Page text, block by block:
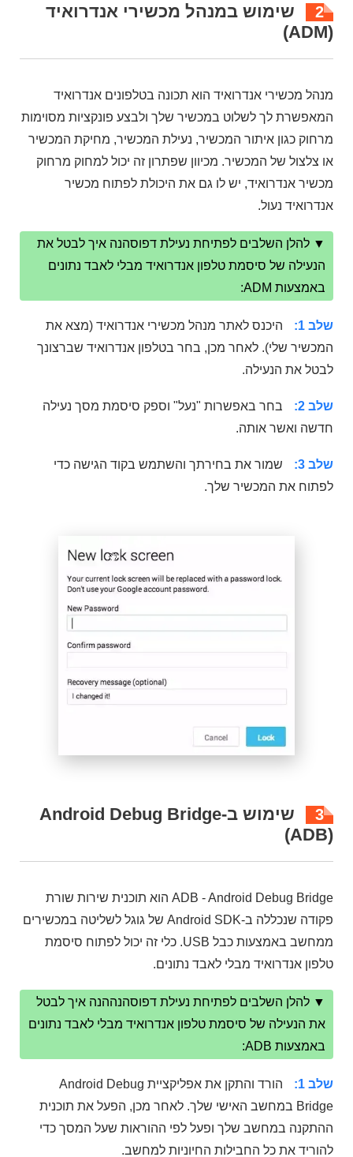
2
שימוש במנהל מכשירי אנדרואיד
(ADM)
מנהל מכשירי אנדרואיד הוא תכונה בטלפונים אנדרואיד
המאפשרת לך לשלוט במכשיר שלך ולבצע פונקציות מסוימות
מרחוק כגון איתור המכשיר, נעילת המכשיר, מחיקת המכשיר
או צלצול של המכשיר. מכיוון שפתרון זה יכול למחוק מרחוק
מכשיר אנדרואיד, יש לו גם את היכולת לפתוח מכשיר
אנדרואיד נעול.
▼ להלן השלבים לפתיחת נעילת דפוסהנה איך לבטל את
הנעילה של סיסמת טלפון אנדרואיד מבלי לאבד נתונים
באמצעות ADM:
שלב 1:
היכנס לאתר מנהל מכשירי אנדרואיד (מצא את
המכשיר שלי). לאחר מכן, בחר בטלפון אנדרואיד שברצונך
לבטל את הנעילה.
שלב 2:
בחר באפשרות "נעל" וספק סיסמת מסך נעילה
חדשה ואשר אותה.
שלב 3:
שמור את בחירתך והשתמש בקוד הגישה כדי
לפתוח את המכשיר שלך.
3
שימוש ב-Android Debug Bridge
(ADB)
ADB - Android Debug Bridge הוא תוכנית שירות שורת
פקודה שנכללה ב-Android SDK של גוגל לשליטה במכשירים
ממחשב באמצעות כבל USB. כלי זה יכול לפתוח סיסמת
טלפון אנדרואיד מבלי לאבד נתונים.
▼ להלן השלבים לפתיחת נעילת דפוסהנההנה איך לבטל
את הנעילה של סיסמת טלפון אנדרואיד מבלי לאבד נתונים
באמצעות ADB:
שלב 1:
הורד והתקן את אפליקציית Android Debug
Bridge במחשב האישי שלך. לאחר מכן, הפעל את תוכנית
ההתקנה במחשב שלך ופעל לפי ההוראות שעל המסך כדי
להוריד את כל החבילות החיוניות למחשב.